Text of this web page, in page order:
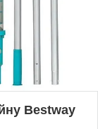
Bestway